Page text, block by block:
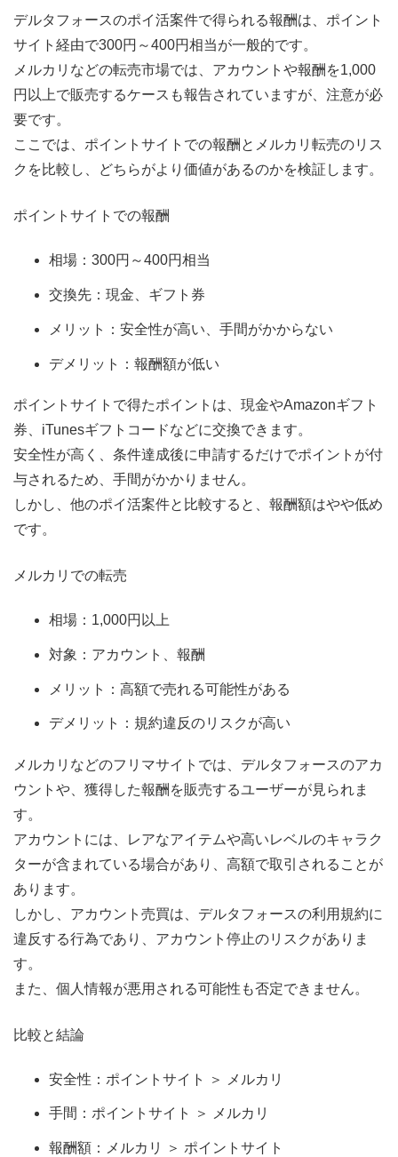
デルタフォースのポイ活案件で得られる報酬は、ポイント
サイト経由で300円～400円相当が一般的です。
メルカリなどの転売市場では、アカウントや報酬を1,000
円以上で販売するケースも報告されていますが、注意が必
要です。
ここでは、ポイントサイトでの報酬とメルカリ転売のリス
クを比較し、どちらがより価値があるのかを検証します。
ポイントサイトでの報酬
相場：300円～400円相当
交換先：現金、ギフト券
メリット：安全性が高い、手間がかからない
デメリット：報酬額が低い
ポイントサイトで得たポイントは、現金やAmazonギフト
券、iTunesギフトコードなどに交換できます。
安全性が高く、条件達成後に申請するだけでポイントが付
与されるため、手間がかかりません。
しかし、他のポイ活案件と比較すると、報酬額はやや低め
です。
メルカリでの転売
相場：1,000円以上
対象：アカウント、報酬
メリット：高額で売れる可能性がある
デメリット：規約違反のリスクが高い
メルカリなどのフリマサイトでは、デルタフォースのアカ
ウントや、獲得した報酬を販売するユーザーが見られま
す。
アカウントには、レアなアイテムや高いレベルのキャラク
ターが含まれている場合があり、高額で取引されることが
あります。
しかし、アカウント売買は、デルタフォースの利用規約に
違反する行為であり、アカウント停止のリスクがありま
す。
また、個人情報が悪用される可能性も否定できません。
比較と結論
安全性：ポイントサイト ＞ メルカリ
手間：ポイントサイト ＞ メルカリ
報酬額：メルカリ ＞ ポイントサイト